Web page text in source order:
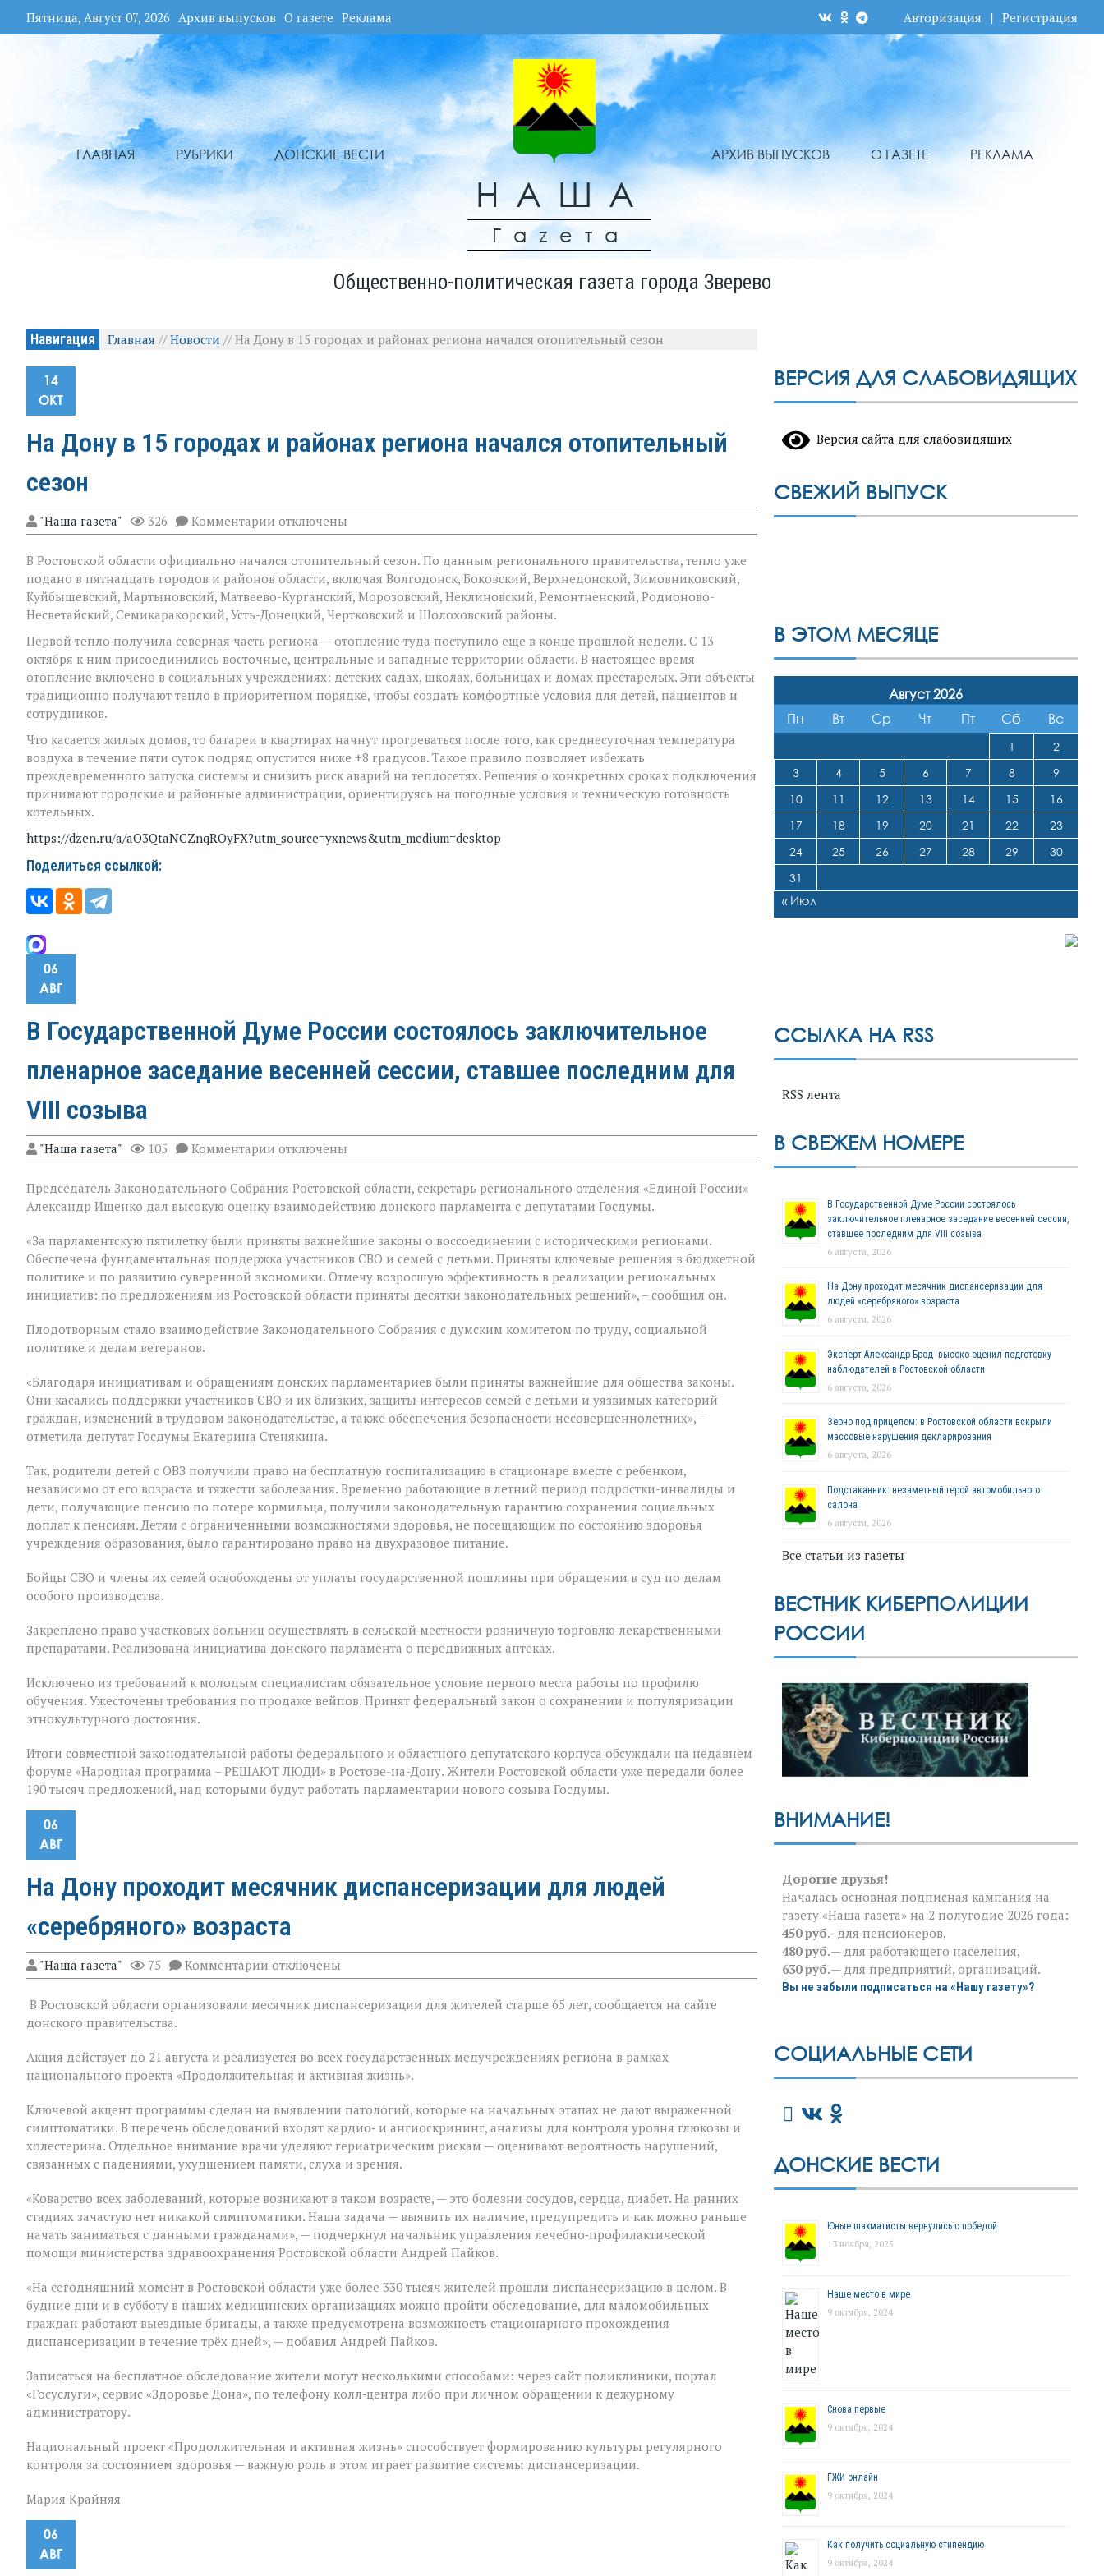
Пятница, Август 07, 2026 Архив выпусков О газете Реклама Авторизация | Регистрация
ГЛАВНАЯ РУБРИКИ ДОНСКИЕ ВЕСТИ
НАША
Гаzета
АРХИВ ВЫПУСКОВ О ГАЗЕТЕ РЕКЛАМА
Общественно-политическая газета города Зверево
Навигация Главная //Новости //На Дону в 15 городах и районах региона начался отопительный сезон
14
ОКТ
На Дону в 15 городах и районах региона начался отопительный
сезон
"Наша газета" 326 Комментарии к
записи
в 15
городах
и районах
региона
начался
сезон
отключены
В Ростовской области официально начался отопительный сезон. По данным регионального правительства, тепло уже
подано в пятнадцать городов и районов области, включая Волгодонск, Боковский, Верхнедонской, Зимовниковский,
Куйбышевский, Мартыновский, Матвеево-Курганский, Морозовский, Неклиновский, Ремонтненский, Родионово-
Несветайский, Семикаракорский, Усть-Донецкий, Чертковский и Шолоховский районы.
Первой тепло получила северная часть региона — отопление туда поступило еще в конце прошлой недели. С 13
октября к ним присоединились восточные, центральные и западные территории области. В настоящее время
отопление включено в социальных учреждениях: детских садах, школах, больницах и домах престарелых. Эти объекты
традиционно получают тепло в приоритетном порядке, чтобы создать комфортные условия для детей, пациентов и
сотрудников.
Что касается жилых домов, то батареи в квартирах начнут прогреваться после того, как среднесуточная температура
воздуха в течение пяти суток подряд опустится ниже +8 градусов. Такое правило позволяет избежать
преждевременного запуска системы и снизить риск аварий на теплосетях. Решения о конкретных сроках подключения
принимают городские и районные администрации, ориентируясь на погодные условия и техническую готовность
котельных.
https://dzen.ru/a/aO3QtaNCZnqROyFX?utm_source=yxnews&utm_medium=desktop
Поделиться ссылкой:
06
АВГ
В Государственной Думе России состоялось заключительное
пленарное заседание весенней сессии, ставшее последним для
VIII созыва
"Наша газета" 105 Комментарии к
записи
Государственной
Думе
заключительное
пленарное
заседание
весенней
сессии,
последним
отключены
Председатель Законодательного Собрания Ростовской области, секретарь регионального отделения «Единой России»
Александр Ищенко дал высокую оценку взаимодействию донского парламента с депутатами Госдумы.
«За парламентскую пятилетку были приняты важнейшие законы о воссоединении с историческими регионами.
Обеспечена фундаментальная поддержка участников СВО и семей с детьми. Приняты ключевые решения в бюджетной
политике и по развитию суверенной экономики. Отмечу возросшую эффективность в реализации региональных
инициатив: по предложениям из Ростовской области приняты десятки законодательных решений», – сообщил он.
Плодотворным стало взаимодействие Законодательного Собрания с думским комитетом по труду, социальной
политике и делам ветеранов.
«Благодаря инициативам и обращениям донских парламентариев были приняты важнейшие для общества законы.
Они касались поддержки участников СВО и их близких, защиты интересов семей с детьми и уязвимых категорий
граждан, изменений в трудовом законодательстве, а также обеспечения безопасности несовершеннолетних», –
отметила депутат Госдумы Екатерина Стенякина.
Так, родители детей с ОВЗ получили право на бесплатную госпитализацию в стационаре вместе с ребенком,
независимо от его возраста и тяжести заболевания. Временно работающие в летний период подростки-инвалиды и
дети, получающие пенсию по потере кормильца, получили законодательную гарантию сохранения социальных
доплат к пенсиям. Детям с ограниченными возможностями здоровья, не посещающим по состоянию здоровья
учреждения образования, было гарантировано право на двухразовое питание.
Бойцы СВО и члены их семей освобождены от уплаты государственной пошлины при обращении в суд по делам
особого производства.
Закреплено право участковых больниц осуществлять в сельской местности розничную торговлю лекарственными
препаратами. Реализована инициатива донского парламента о передвижных аптеках.
Исключено из требований к молодым специалистам обязательное условие первого места работы по профилю
обучения. Ужесточены требования по продаже вейпов. Принят федеральный закон о сохранении и популяризации
этнокультурного достояния.
Итоги совместной законодательной работы федерального и областного депутатского корпуса обсуждали на недавнем
форуме «Народная программа – РЕШАЮТ ЛЮДИ» в Ростове-на-Дону. Жители Ростовской области уже передали более
190 тысяч предложений, над которыми будут работать парламентарии нового созыва Госдумы.
06
АВГ
На Дону проходит месячник диспансеризации для людей
«серебряного» возраста
"Наша газета" 75 Комментарии к
записи
Дону
для
людей
возраста
отключены
В Ростовской области организовали месячник диспансеризации для жителей старше 65 лет, сообщается на сайте
донского правительства.
Акция действует до 21 августа и реализуется во всех государственных медучреждениях региона в рамках
национального проекта «Продолжительная и активная жизнь».
Ключевой акцент программы сделан на выявлении патологий, которые на начальных этапах не дают выраженной
симптоматики. В перечень обследований входят кардио‑ и ангиоскрининг, анализы для контроля уровня глюкозы и
холестерина. Отдельное внимание врачи уделяют гериатрическим рискам — оценивают вероятность нарушений,
связанных с падениями, ухудшением памяти, слуха и зрения.
«Коварство всех заболеваний, которые возникают в таком возрасте, — это болезни сосудов, сердца, диабет. На ранних
стадиях зачастую нет никакой симптоматики. Наша задача — выявить их наличие, предупредить и как можно раньше
начать заниматься с данными гражданами», — подчеркнул начальник управления лечебно‑профилактической
помощи министерства здравоохранения Ростовской области Андрей Пайков.
«На сегодняшний момент в Ростовской области уже более 330 тысяч жителей прошли диспансеризацию в целом. В
будние дни и в субботу в наших медицинских организациях можно пройти обследование, для маломобильных
граждан работают выездные бригады, а также предусмотрена возможность стационарного прохождения
диспансеризации в течение трёх дней», — добавил Андрей Пайков.
Записаться на бесплатное обследование жители могут несколькими способами: через сайт поликлиники, портал
«Госуслуги», сервис «Здоровье Дона», по телефону колл‑центра либо при личном обращении к дежурному
администратору.
Национальный проект «Продолжительная и активная жизнь» способствует формированию культуры регулярного
контроля за состоянием здоровья — важную роль в этом играет развитие системы диспансеризации.
Мария Крайняя
06
АВГ
ВЕРСИЯ ДЛЯ СЛАБОВИДЯЩИХ
Версия сайта для слабовидящих
СВЕЖИЙ ВЫПУСК
В ЭТОМ МЕСЯЦЕ
Август 2026
Пн
Вт Ср Чт Пт Сб Вс
1
2
3
4 5 6 7 8
9
10
11 12 13 14 15
16
17
18 19 20 21 22
23
24
25 26 27 28 29
30
31
« Июл
ССЫЛКА НА RSS
RSS лента
В СВЕЖЕМ НОМЕРЕ
В Государственной Думе России состоялось
заключительное пленарное заседание весенней сессии,
ставшее последним для VIII созыва
6 августа, 2026
На Дону проходит месячник диспансеризации для
людей «серебряного» возраста
6 августа, 2026
Эксперт Александр Брод высоко оценил подготовку
наблюдателей в Ростовской области
6 августа, 2026
Зерно под прицелом: в Ростовской области вскрыли
массовые нарушения декларирования
6 августа, 2026
Подстаканник: незаметный герой автомобильного
салона
6 августа, 2026
Все статьи из газеты
ВЕСТНИК КИБЕРПОЛИЦИИ
РОССИИ
ВНИМАНИЕ!
Дорогие друзья!
Началась основная подписная кампания на
газету «Наша газета» на 2 полугодие 2026 года:
450 руб.- для пенсионеров,
480 руб.— для работающего населения,
630 руб.— для предприятий, организаций.
Вы не забыли подписаться на «Нашу газету»?
СОЦИАЛЬНЫЕ СЕТИ
ДОНСКИЕ ВЕСТИ
Юные шахматисты вернулись с победой
13 ноября, 2025
Наше место в мире
9 октября, 2024
Снова первые
9 октября, 2024
ГЖИ онлайн
9 октября, 2024
Как получить социальную стипендию
9 октября, 2024